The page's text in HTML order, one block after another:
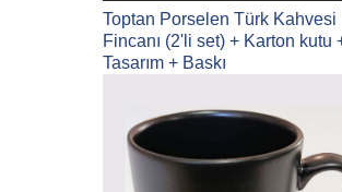
Toptan Porselen Türk Kahvesi
Fincanı (2'li set) + Karton kutu
Tasarım + Baskı